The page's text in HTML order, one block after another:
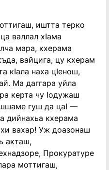
иштта терко
валлал хIама
мара, кхерама
вайцига, цу кхерам
кIала наха цIенош,
Ма даггара уйла
керта чу Iодужаш
гуш да цаI —
дийнахьа кхерама
вахар! Уж доазонаш
акташ,
Прокуратуре
моттигаш,